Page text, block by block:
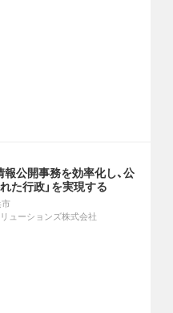
公開事務を効率化し、公
た行政」を実現する
ューションズ株式会社